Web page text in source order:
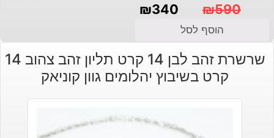
₪590
המקורי
היה:
₪340
הנוכחי
הוא:
הוסף לסל
שרשרת זהב לבן 14 קרט תליון זהב צהוב 14
קרט בשיבוץ יהלומים גוון קוניאק